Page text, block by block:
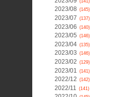
2023/08 (145)
2023/07 (137)
2023/06 (140)
2023/05 (146)
2023/04 (135)
2023/03 (146)
2023/02 (129)
2023/01 (141)
2022/12 (142)
2022/11 (141)